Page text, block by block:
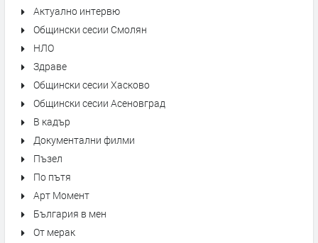
Актуално интервю
Общински сесии Смолян
НЛО
Здраве
Общински сесии Хасково
Общински сесии Асеновград
В кадър
Документални филми
Пъзел
По пътя
Арт Момент
България в мен
От мерак